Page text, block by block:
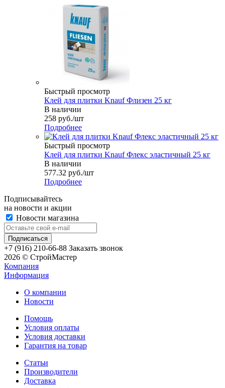
Быстрый просмотр
Клей для плитки Knauf Флизен 25 кг
В наличии
258 руб./шт
Подробнее
Быстрый просмотр
Клей для плитки Knauf Флекс эластичный 25 кг
В наличии
577.32 руб./шт
Подробнее
Подписывайтесь
на новости и акции
Новости магазина
+7 (916) 210-66-88 Заказать звонок
2026 © СтройМастер
Компания
Информация
О компании
Новости
Помощь
Условия оплаты
Условия доставки
Гарантия на товар
Статьи
Производители
Доставка